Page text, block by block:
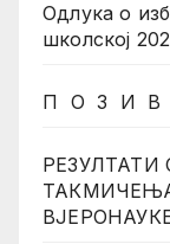
Одлука о
школској
П О З И В